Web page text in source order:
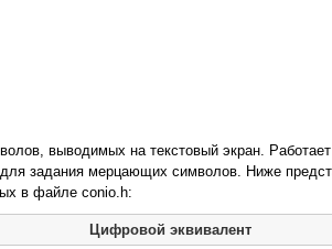
выводимых на текстовый экран.
задания мерцающих символов. Ниже
в файле conio.h:
Цифровой эквивалент